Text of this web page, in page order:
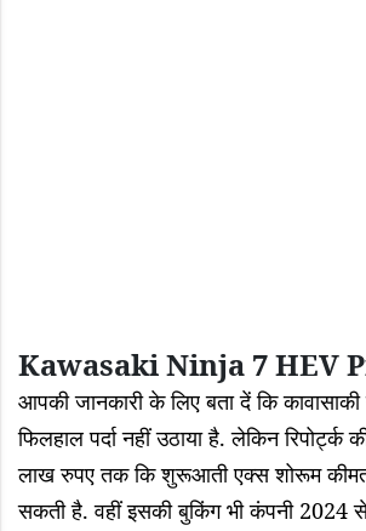
Kawasaki Ninja 7 HEV
आपकी जानकारी के लिए बता दें कि
फिलहाल पर्दा नहीं उठाया है. लेकिन रिपोर्ट्क
लाख रुपए तक कि शुरूआती एक्स शोरूम कीमत
सकती है. वहीं इसकी बुकिंग भी कंपनी 2024